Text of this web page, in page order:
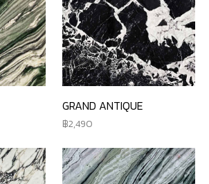
GRAND ANTIQUE
2,490